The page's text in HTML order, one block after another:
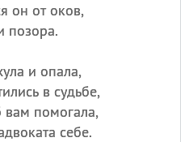
он от оков,
позора.
и опала,
в судьбе,
вам помогала,
себе.